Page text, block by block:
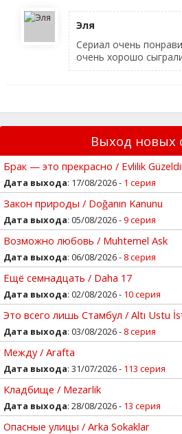
Эля
Сериал очень
очень хорошо
Выход новых
Брак — это прекрасно / Evlilik
Дата выхода: 17/08/2026 - 1 серия
Закон природы / Doğanın Kanunu
Дата выхода: 05/08/2026 -9 серия
Возможно любовь / Muhtemel Ask
Дата выхода: 06/08/2026 - 8 серия
Ещё семнадцать / Daha 17
Дата выхода: 02/08/2026 - 10 серия
Это всего лишь Стамбул / Altı Ustu
Дата выхода: 03/08/2026 - 8 серия
Между / Arafta
Дата выхода: 31/07/2026 - 113 серия
Кладбище / Mezarlik
Дата выхода: 28/08/2026 - 13 серия
Опасные улицы / Arka Sokaklar